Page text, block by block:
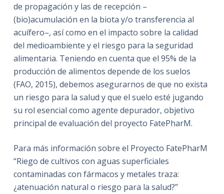
de propagación y las de recepción –
(bio)acumulación en la biota y/o transferencia al
acuífero–, así como en el impacto sobre la calidad
del medioambiente y el riesgo para la seguridad
alimentaria. Teniendo en cuenta que el 95% de la
producción de alimentos depende de los suelos
(FAO, 2015), debemos asegurarnos de que no exista
un riesgo para la salud y que el suelo esté jugando
su rol esencial como agente depurador, objetivo
principal de evaluación del proyecto FatePharM.
Para más información sobre el Proyecto FatePharM
“Riego de cultivos con aguas superficiales
contaminadas con fármacos y metales traza:
¿atenuación natural o riesgo para la salud?”